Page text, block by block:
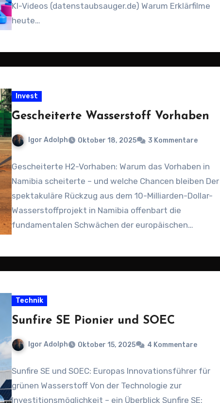
KI-Videos (datenstaubsauger.de) Warum Erklärfilme
heute…
Invest
Gescheiterte Wasserstoff Vorhaben
Igor Adolph Oktober 18, 2025 3 Kommentare
Gescheiterte H2-Vorhaben: Warum das Vorhaben in
Namibia scheiterte – und welche Chancen bleiben Der
spektakuläre Rückzug aus dem 10-Milliarden-Dollar-
Wasserstoffprojekt in Namibia offenbart die
fundamentalen Schwächen der europäischen
Technik
Sunfire SE Pionier und SOEC
Igor Adolph Oktober 15, 2025 4 Kommentare
Sunfire SE und SOEC: Europas Innovationsführer für
grünen Wasserstoff Von der Technologie zur
Investitionsmöglichkeit – ein Überblick Sunfire SE: